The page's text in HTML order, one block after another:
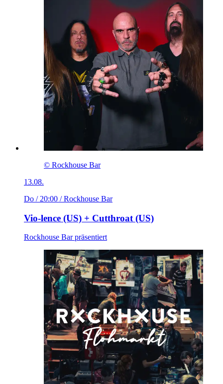
© Rockhouse Bar
13.08.
Do / 20:00 / Rockhouse Bar
Vio-lence (US) + Cutthroat (US)
Rockhouse Bar präsentiert